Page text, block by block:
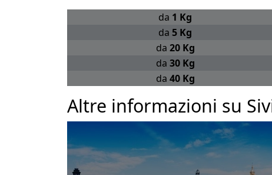
da 1 Kg
da 5 Kg
da 20 Kg
da 30 Kg
da 40 Kg
Altre informazioni su